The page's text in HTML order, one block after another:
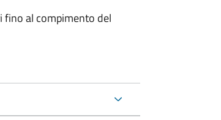
fino al compimento del